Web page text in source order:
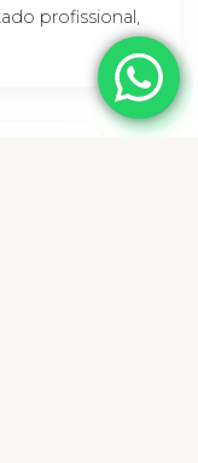
profissional,